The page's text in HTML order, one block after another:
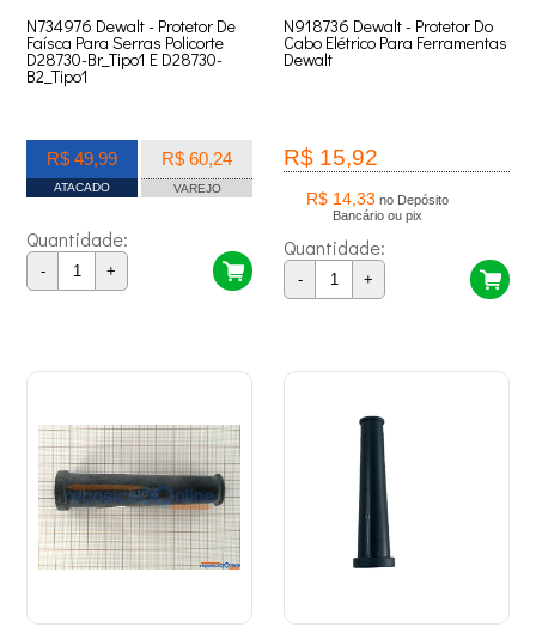
N734976 Dewalt - Protetor De
Faísca Para Serras Policorte
D28730-Br_Tipo1 E D28730-
B2_Tipo1
R$ 49,99
ATACADO
R$ 60,24
VAREJO
Quantidade:
- +
N918736 Dewalt - Protetor Do
Cabo Elétrico Para Ferramentas
Dewalt
R$ 15,92
R$ 14,33 no Depósito
Bancário ou pix
Quantidade:
- +